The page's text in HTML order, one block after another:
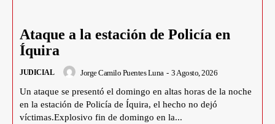
Ataque a la estación de Policía en
Íquira
JUDICIAL Jorge Camilo Puentes Luna - 3 Agosto, 2026
Un ataque se presentó el domingo en altas horas de la noche
en la estación de Policía de Íquira, el hecho no dejó
víctimas.Explosivo fin de domingo en la...